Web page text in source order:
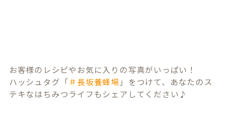
お客様のレシピやお気に入りの写真がいっぱい！
ハッシュタグ「＃長坂養蜂場 」をつけて、あなたのス
テキなはちみつライフもシェアしてください♪